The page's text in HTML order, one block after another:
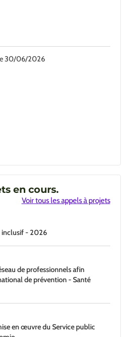
30/06/2026
en cours.
Voir tous les appels à projets
inclusif - 2026
de professionnels afin
de prévention - Santé
en œuvre du Service public